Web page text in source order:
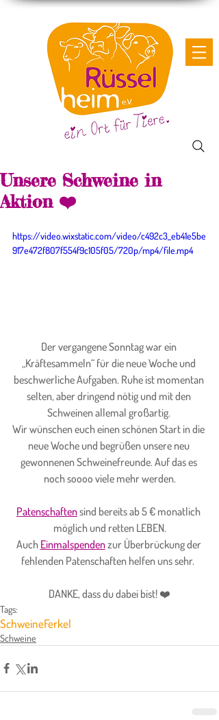
Unsere Schweine in
Aktion ❤️
https://video.wixstatic.com/video/c492c3_eb41e5be
917e472f807f554f9c105f05/720p/mp4/file.mp4
Der vergangene Sonntag war ein
„Kräftesammeln“ für die neue Woche und
beschwerliche Aufgaben. Ruhe ist momentan
selten, aber dringend nötig und mit den
Schweinen allemal großartig.
Wir wünschen euch einen schönen Start in die
neue Woche und begrüßen unsere neu
gewonnenen Schweinefreunde. Auf das es
noch soooo viele mehr werden.
Patenschaften sind bereits ab 5 € monatlich
möglich und retten LEBEN.
Auch Einmalspenden zur Überbrückung der
fehlenden Patenschaften helfen uns sehr.
DANKE, dass du dabei bist! ❤️
Tags:
SchweineFerkel
Schweine